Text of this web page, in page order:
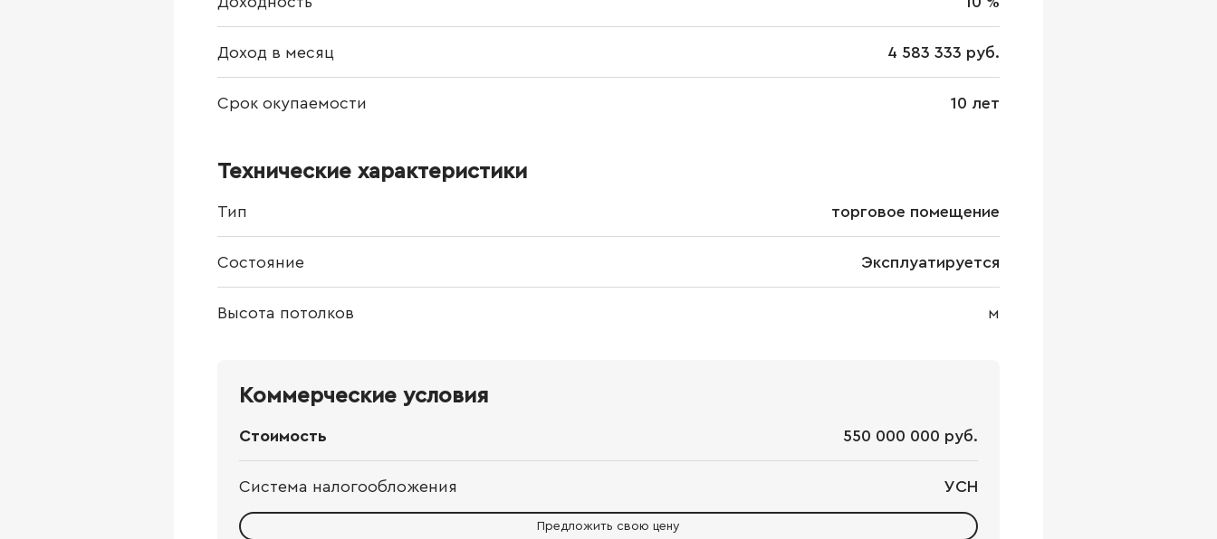
Доход в месяц 4 583 333 руб.
Срок окупаемости 10 лет
Технические характеристики
Тип торговое помещение
Состояние Эксплуатируется
Высота потолков м
Коммерческие условия
Стоимость 550 000 000 руб.
Система налогообложения УСН
Предложить свою цену